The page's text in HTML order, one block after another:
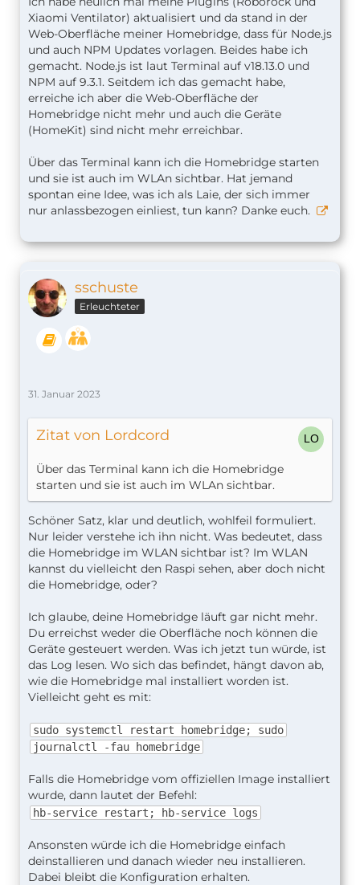
Xiaomi Ventilator) aktualisiert und da stand in der
Web-Oberfläche meiner Homebridge, dass für Node.js
und auch NPM Updates vorlagen. Beides habe ich
gemacht. Node.js ist laut Terminal auf v18.13.0 und
NPM auf 9.3.1. Seitdem ich das gemacht habe,
erreiche ich aber die Web-Oberfläche der
Homebridge nicht mehr und auch die Geräte
(HomeKit) sind nicht mehr erreichbar.
Über das Terminal kann ich die Homebridge starten
und sie ist auch im WLAn sichtbar. Hat jemand
spontan eine Idee, was ich als Laie, der sich immer
nur anlassbezogen einliest, tun kann? Danke euch.
sschuste
Erleuchteter
31. Januar 2023
Zitat von Lordcord
Über das Terminal kann ich die Homebridge
starten und sie ist auch im WLAn sichtbar.
Schöner Satz, klar und deutlich, wohlfeil formuliert.
Nur leider verstehe ich ihn nicht. Was bedeutet, dass
die Homebridge im WLAN sichtbar ist? Im WLAN
kannst du vielleicht den Raspi sehen, aber doch nicht
die Homebridge, oder?
Ich glaube, deine Homebridge läuft gar nicht mehr.
Du erreichst weder die Oberfläche noch können die
Geräte gesteuert werden. Was ich jetzt tun würde, ist
das Log lesen. Wo sich das befindet, hängt davon ab,
wie die Homebridge mal installiert worden ist.
Vielleicht geht es mit:
sudo systemctl restart homebridge; sudo
journalctl -fau homebridge
Falls die Homebridge vom offiziellen Image installiert
wurde, dann lautet der Befehl:
hb-service restart; hb-service logs
Ansonsten würde ich die Homebridge einfach
deinstallieren und danach wieder neu installieren.
Dabei bleibt die Konfiguration erhalten.